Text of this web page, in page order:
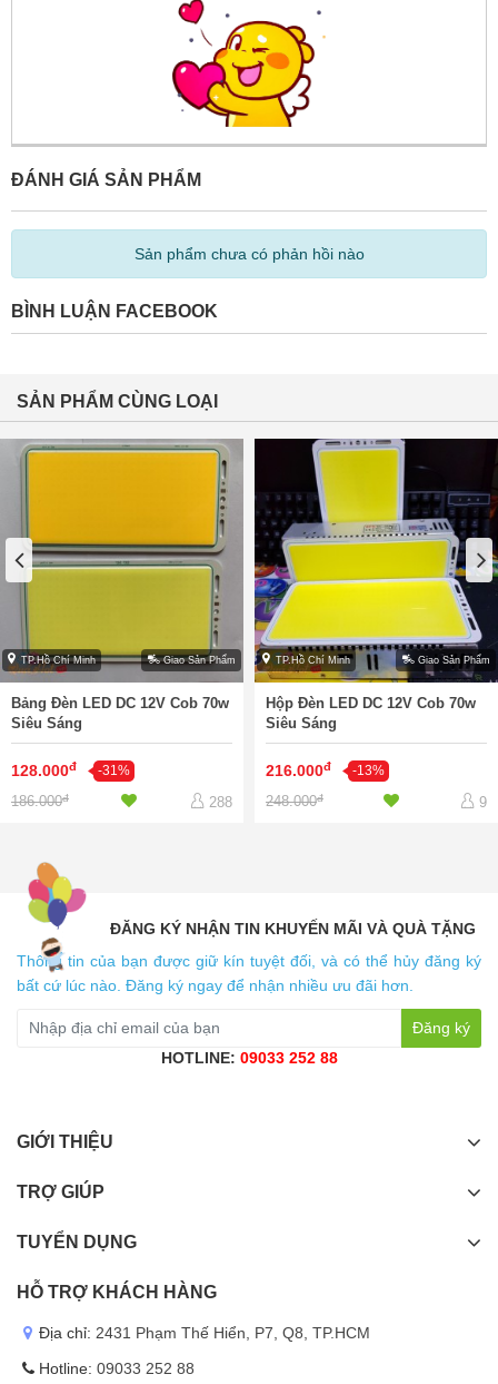
ĐÁNH GIÁ SẢN PHẨM
Sản phẩm chưa có phản hồi nào
BÌNH LUẬN FACEBOOK
SẢN PHẨM CÙNG LOẠI
TP.Hồ Chí Minh Giao Sản Phẩm
Bảng Đèn LED DC 12V Cob 70w
Siêu Sáng
128.000đ -31%
186.000đ 288
TP.Hồ Chí Minh Giao Sản Phẩm
Hộp Đèn LED DC 12V Cob 70w
Siêu Sáng
216.000đ -13%
248.000đ 9
ĐĂNG KÝ NHẬN TIN KHUYẾN MÃI VÀ QUÀ TẶNG
Thông tin của bạn được giữ kín tuyệt đối, và có thể hủy đăng ký
bất cứ lúc nào. Đăng ký ngay để nhận nhiều ưu đãi hơn.
Đăng ký
HOTLINE: 09033 252 88
GIỚI THIỆU
TRỢ GIÚP
TUYỂN DỤNG
HỖ TRỢ KHÁCH HÀNG
Địa chỉ: 2431 Phạm Thế Hiển, P7, Q8, TP.HCM
Hotline: 09033 252 88